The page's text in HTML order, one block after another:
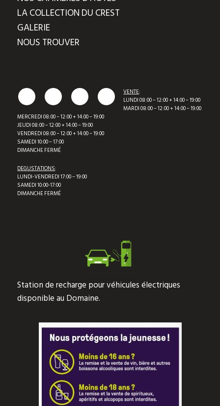
LA COLLECTION DU CREST
GALERIE
NOUS TROUVER
VENTE:
LUNDI 08:00 – 12:00 + 14:00 – 19:00
MARDI 08:00 – 12:00 + 14:00 – 19:00
MERCREDI 08:00 – 12:00 + 14:00 – 19:00
JEUDI 08:00 – 12:00 + 14:00 – 19:00
VENDREDI 08:00 – 12:00 + 14:00 – 19:00
SAMEDI 10:00 – 17:00
DIMANCHE FERMÉ
DEGUSTATIONS:
LUNDI-VENDREDI 17:00 – 19:00
SAMEDI 10:00-17:00
DIMANCHE FERMÉ
Station de recharge pour véhicules électriques
disponible au Domaine.